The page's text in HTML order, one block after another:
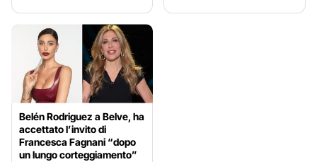
Belén Rodriguez a Belve, ha
accettato l’invito di
Francesca Fagnani “dopo
un lungo corteggiamento”